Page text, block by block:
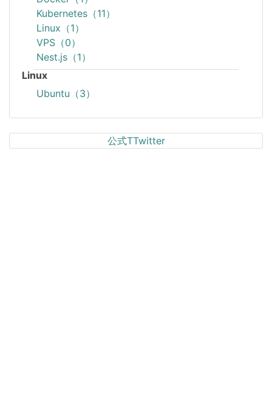
Kubernetes（11）
Linux（1）
VPS（0）
Nest.js（1）
Linux
Ubuntu（3）
公式TTwitter